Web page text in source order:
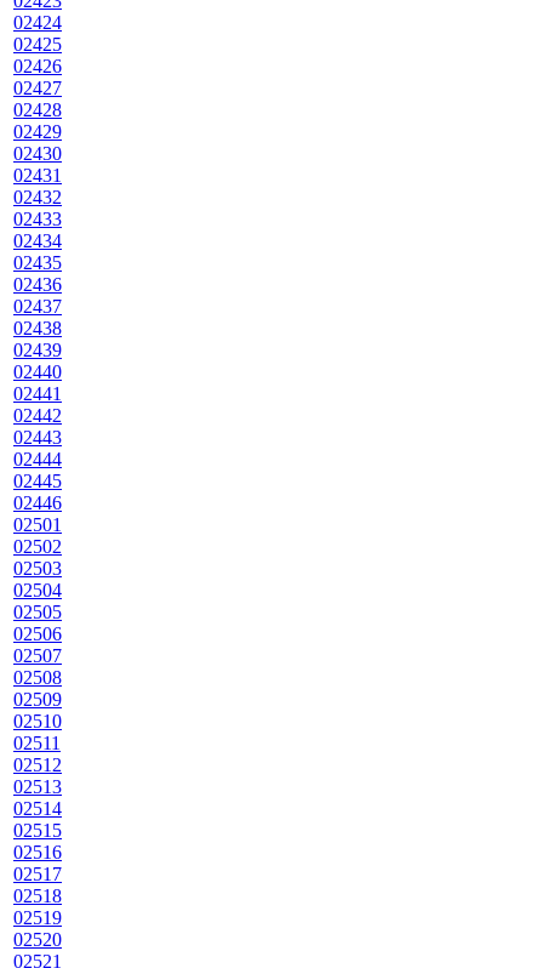
02424
02425
02426
02427
02428
02429
02430
02431
02432
02433
02434
02435
02436
02437
02438
02439
02440
02441
02442
02443
02444
02445
02446
02501
02502
02503
02504
02505
02506
02507
02508
02509
02510
02511
02512
02513
02514
02515
02516
02517
02518
02519
02520
02521